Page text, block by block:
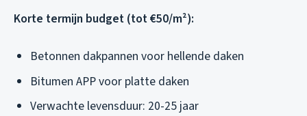
Korte termijn budget (tot €50/m²):
Betonnen dakpannen voor hellende daken
Bitumen APP voor platte daken
Verwachte levensduur: 20-25 jaar